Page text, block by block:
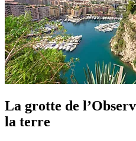
La grotte de
la terre